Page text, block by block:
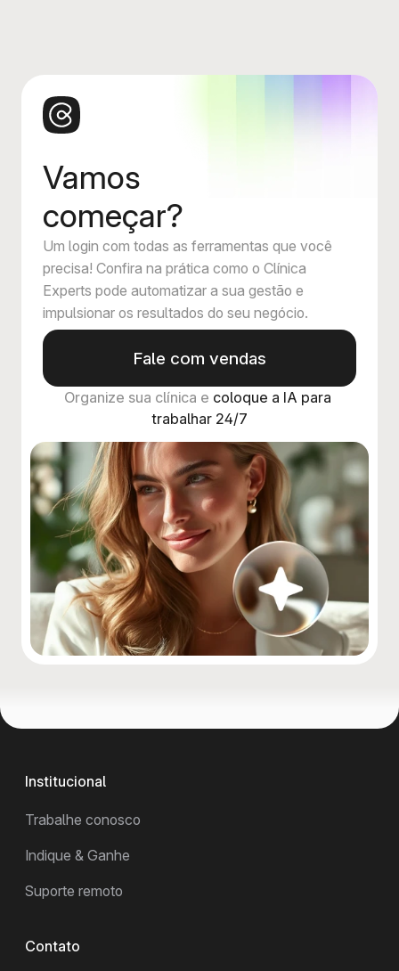
Vamos
começar?
Um login com todas as ferramentas que você
precisa! Confira na prática como o Clínica
Experts pode automatizar a sua gestão e
impulsionar os resultados do seu negócio.
Fale com vendas
Organize sua clínica e coloque a IA para
trabalhar 24/7
Institucional
Trabalhe conosco
Indique & Ganhe
Suporte remoto
Contato